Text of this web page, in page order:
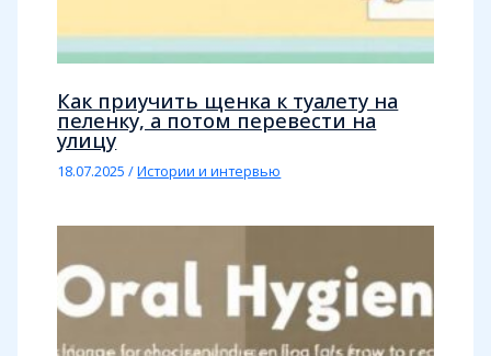
Как приучить щенка к туалету на
пеленку, а потом перевести на
улицу
18.07.2025/Истории и интервью